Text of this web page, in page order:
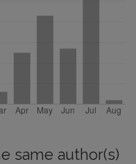
same author(s)